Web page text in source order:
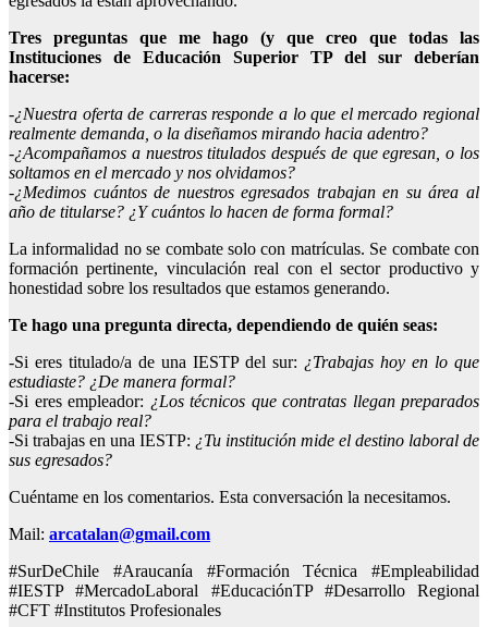
Tres preguntas que me hago (y que creo que todas las
Instituciones de Educación Superior TP del sur deberían
hacerse:
-¿Nuestra oferta de carreras responde a lo que el mercado regional
realmente demanda, o la diseñamos mirando hacia adentro?
-¿Acompañamos a nuestros titulados después de que egresan, o los
soltamos en el mercado y nos olvidamos?
-¿Medimos cuántos de nuestros egresados trabajan en su área al
año de titularse? ¿Y cuántos lo hacen de forma formal?
La informalidad no se combate solo con matrículas. Se combate con
formación pertinente, vinculación real con el sector productivo y
honestidad sobre los resultados que estamos generando.
Te hago una pregunta directa, dependiendo de quién seas:
-Si eres titulado/a de una IESTP del sur: ¿Trabajas hoy en lo que
estudiaste? ¿De manera formal?
-Si eres empleador: ¿Los técnicos que contratas llegan preparados
para el trabajo real?
-Si trabajas en una IESTP: ¿Tu institución mide el destino laboral de
sus egresados?
Cuéntame en los comentarios. Esta conversación la necesitamos.
Mail: arcatalan@gmail.com
#SurDeChile #Araucanía #Formación Técnica #Empleabilidad
#IESTP #MercadoLaboral #EducaciónTP #Desarrollo Regional
#CFT #Institutos Profesionales